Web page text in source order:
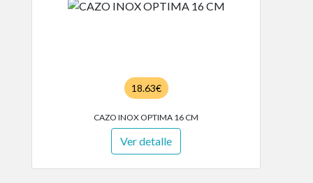
18.63€
CAZO INOX OPTIMA 16 CM
Ver detalle